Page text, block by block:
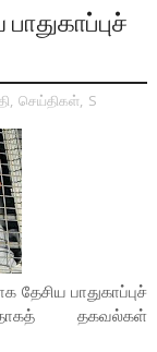
, செய்திகள், S
பாதுகாப்புச்
தகவல்கள்